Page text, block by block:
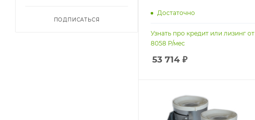
Достаточно
Узнать про кредит или лизинг от
8058 Р/мес
53 714 ₽
ПОДПИСАТЬСЯ